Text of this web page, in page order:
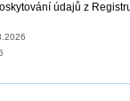
údajů z